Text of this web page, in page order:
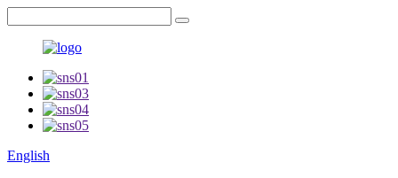
English